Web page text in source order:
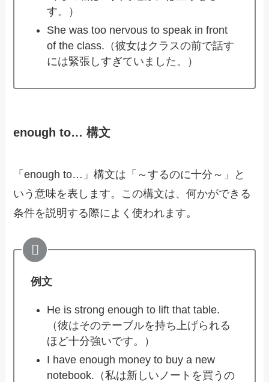
す。）
She was too nervous to speak in front
of the class.（彼女はクラスの前で話す
には緊張しすぎていました。）
enough to… 構文
「enough to…」構文は「～するのに十分～」と
いう意味を表します。この構文は、何かができる
条件を説明する際によく使われます。
例文
He is strong enough to lift that table.
（彼はそのテーブルを持ち上げられる
ほど十分強いです。）
I have enough money to buy a new
notebook.（私は新しいノートを買うの